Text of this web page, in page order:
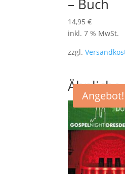
– Buch
14,95€
inkl. 7 % MwSt.
zzgl.
Angebot!